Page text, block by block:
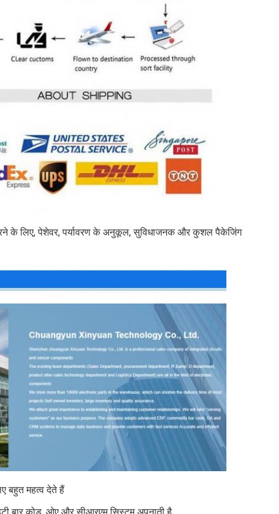
के लिए, पेशेवर, पर्यावरण के अनुकूल, सुविधाजनक और कुशल पैकेजिंग
बहुत महत्व देते हैं